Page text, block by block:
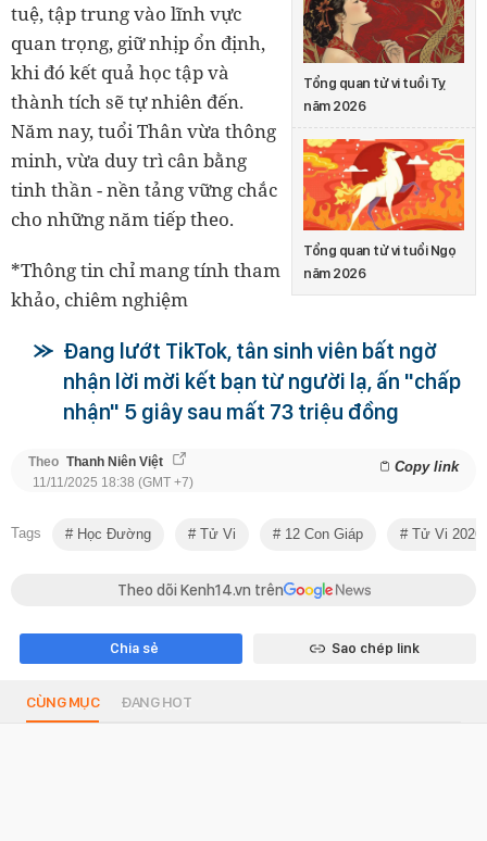
Tổng quan tử vi tuổi Tỵ
năm 2026
Tổng quan tử vi tuổi Ngọ
năm 2026
tuệ, tập trung vào lĩnh vực
quan trọng, giữ nhịp ổn định,
khi đó kết quả học tập và
thành tích sẽ tự nhiên đến.
Năm nay, tuổi Thân vừa thông
minh, vừa duy trì cân bằng
tinh thần - nền tảng vững chắc
cho những năm tiếp theo.
*Thông tin chỉ mang tính tham
khảo, chiêm nghiệm
Đang lướt TikTok, tân sinh viên bất ngờ
nhận lời mời kết bạn từ người lạ, ấn "chấp
nhận" 5 giây sau mất 73 triệu đồng
Theo Thanh Niên Việt Copy link
11/11/2025 18:38 (GMT +7)
Tags Học Đường Tử Vi 12 Con Giáp Tử Vi 2026
Theo dõi Kenh14.vn trên
Chia sẻ Sao chép link
CÙNG MỤC ĐANG HOT